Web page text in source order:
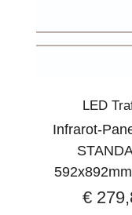
LED
Infrarot-
€